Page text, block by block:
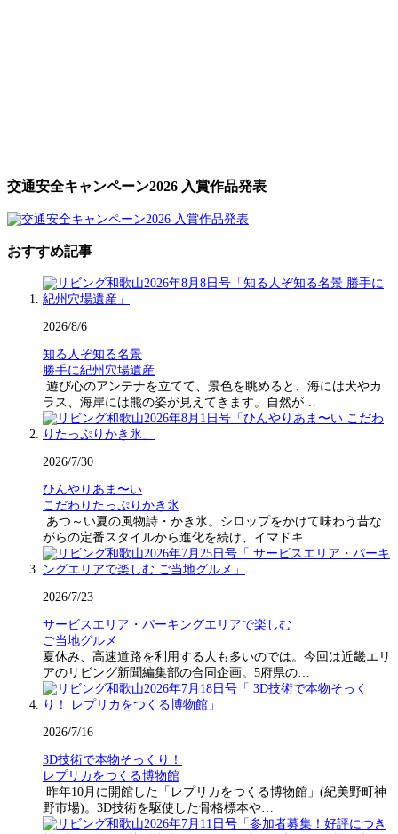
交通安全キャンペーン2026 入賞作品発表
おすすめ記事
2026/8/6
知る人ぞ知る名景
勝手に紀州穴場遺産
遊び心のアンテナを立てて、景色を眺めると、海には犬やカ
ラス、海岸には熊の姿が見えてきます。自然が…
2026/7/30
ひんやりあま〜い
こだわりたっぷりかき氷
あつ～い夏の風物詩・かき氷。シロップをかけて味わう昔な
がらの定番スタイルから進化を続け、イマドキ…
2026/7/23
サービスエリア・パーキングエリアで楽しむ
ご当地グルメ
夏休み、高速道路を利用する人も多いのでは。今回は近畿エリ
アのリビング新聞編集部の合同企画。5府県の…
2026/7/16
3D技術で本物そっくり！
レプリカをつくる博物館
昨年10月に開館した「レプリカをつくる博物館」(紀美野町神
野市場)。3D技術を駆使した骨格標本や…